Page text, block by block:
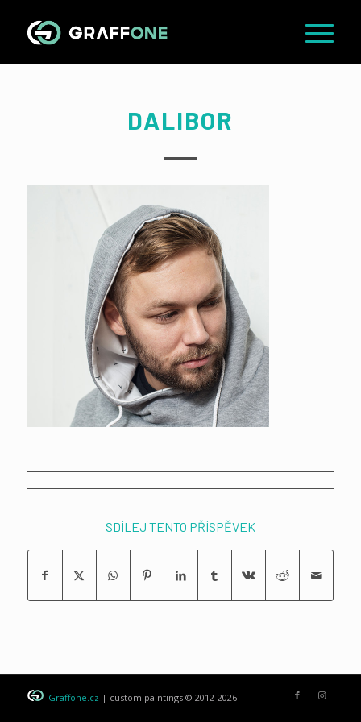
DALIBOR
SDÍLEJ TENTO PŘÍSPĚVEK
Graffone.cz | custom paintings © 2012-2026